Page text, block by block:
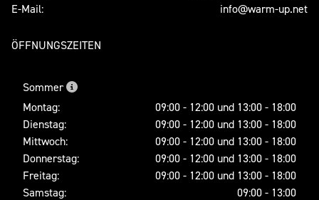
E-Mail:
info@warm-up.net
ÖFFNUNGSZEITEN
Sommer
Montag:
09:00 - 12:00 und 13:00 - 18:00
Dienstag:
09:00 - 12:00 und 13:00 - 18:00
Mittwoch:
09:00 - 12:00 und 13:00 - 18:00
Donnerstag:
09:00 - 12:00 und 13:00 - 18:00
Freitag:
09:00 - 12:00 und 13:00 - 18:00
Samstag:
09:00 - 13:00